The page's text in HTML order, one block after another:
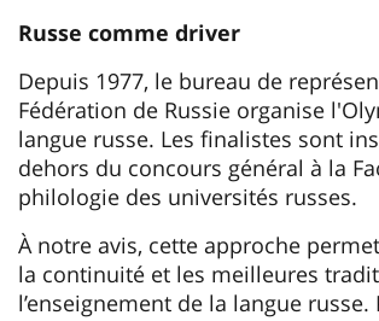
Russe comme driver
Depuis 1977, le bureau de
Fédération de Russie organise
langue russe. Les finalistes sont
dehors du concours général à la
philologie des universités russes.
À notre avis, cette approche
la continuité et les meilleures
l’enseignement de la langue russe.